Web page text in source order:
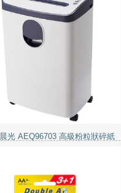
光 AEQ96703 高級粉粒狀碎紙